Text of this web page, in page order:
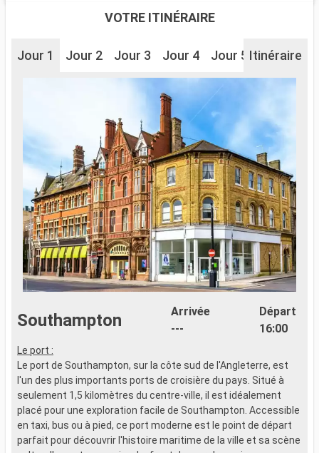
VOTRE ITINÉRAIRE
Jour 1 Jour 2 Jour 3 Jour 4 Jour 5 Jour 6
Itinéraire
Southampton
Arrivée
---
Départ
16:00
Le port :
Le port de Southampton, sur la côte sud de l'Angleterre, est
l'un des plus importants ports de croisière du pays. Situé à
seulement 1,5 kilomètres du centre-ville, il est idéalement
placé pour une exploration facile de Southampton. Accessible
en taxi, bus ou à pied, ce port moderne est le point de départ
parfait pour découvrir l'histoire maritime de la ville et sa scène